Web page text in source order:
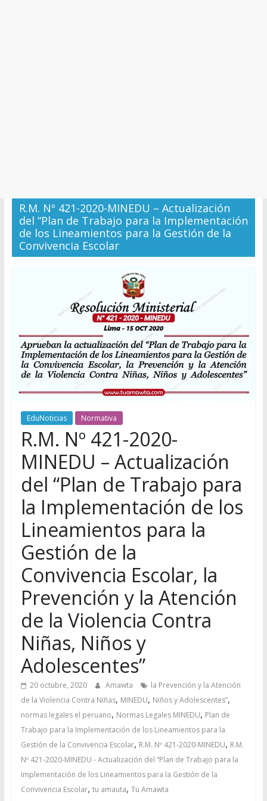
R.M. Nº 421-2020-MINEDU – Actualización
del “Plan de Trabajo para la Implementación
de los Lineamientos para la Gestión de la
Convivencia Escolar
EduNoticias Normativa
R.M. Nº 421-2020-
MINEDU – Actualización
del “Plan de Trabajo para
la Implementación de los
Lineamientos para la
Gestión de la
Convivencia Escolar, la
Prevención y la Atención
de la Violencia Contra
Niñas, Niños y
Adolescentes”
20 octubre, 2020 Amawta
la Prevención y la Atención
de la Violencia Contra Niñas, MINEDU, Niños y Adolescentes”,
normas legales el peruano, Normas Legales MINEDU, Plan de
Trabajo para la Implementación de los Lineamientos para la
Gestión de la Convivencia Escolar, R.M. Nº 421-2020-MINEDU, R.M.
Nº 421-2020-MINEDU - Actualización del “Plan de Trabajo para la
Implementación de los Lineamientos para la Gestión de la
Convivencia Escolar, tu amauta, Tu Amawta